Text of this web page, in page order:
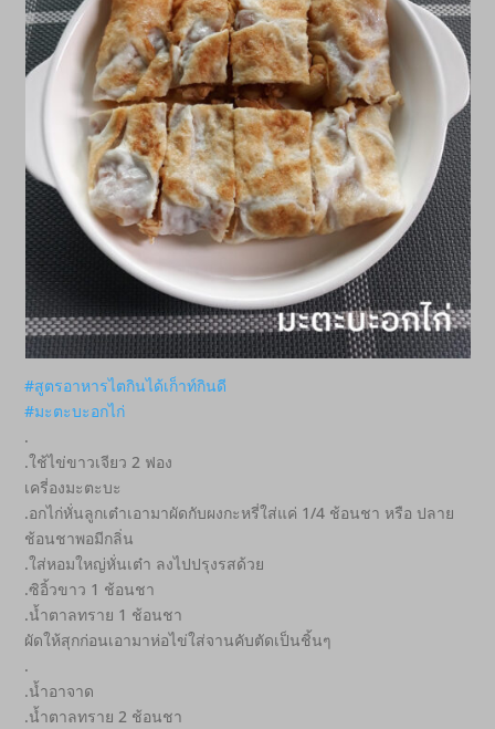
#สูตรอาหารไตกินได้เก็าท์กินดี
#มะตะบะอกไก่
.
.ใช้ไข่ขาวเจียว 2 ฟอง
เครี่องมะตะบะ
.อกไก่หั่นลูกเต๋าเอามาผัดกับผงกะหรี่ใส่แค่ 1/4 ช้อนชา หรือ ปลาย
ช้อนชาพอมีกลิ่น
.ใส่หอมใหญ่หั่นเต๋า ลงไปปรุงรสด้วย
.ซิอิ้วขาว 1 ช้อนชา
.น้ำตาลทราย 1 ช้อนชา
ผัดให้สุกก่อนเอามาห่อไข่ใส่จานคับตัดเป็นชิ้นๆ
.
.น้ำอาจาด
.น้ำตาลทราย 2 ช้อนชา